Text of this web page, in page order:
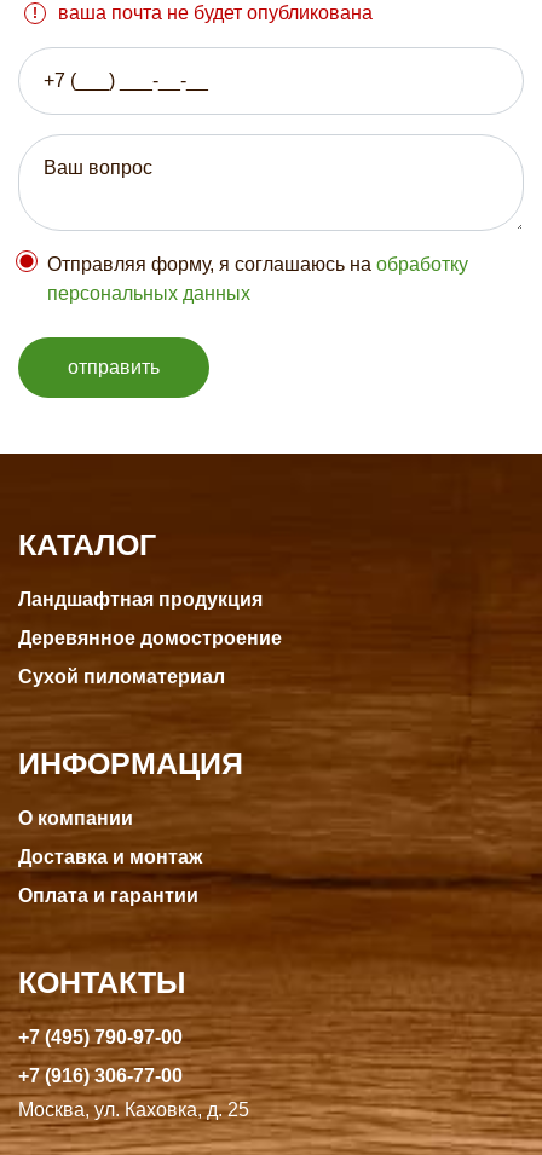
ваша почта не будет опубликована
Отправляя форму, я соглашаюсь на обработку
персональных данных
отправить
КАТАЛОГ
Ландшафтная продукция
Деревянное домостроение
Сухой пиломатериал
ИНФОРМАЦИЯ
О компании
Доставка и монтаж
Оплата и гарантии
КОНТАКТЫ
+7 (495) 790-97-00
+7 (916) 306-77-00
Москва, ул. Каховка, д. 25